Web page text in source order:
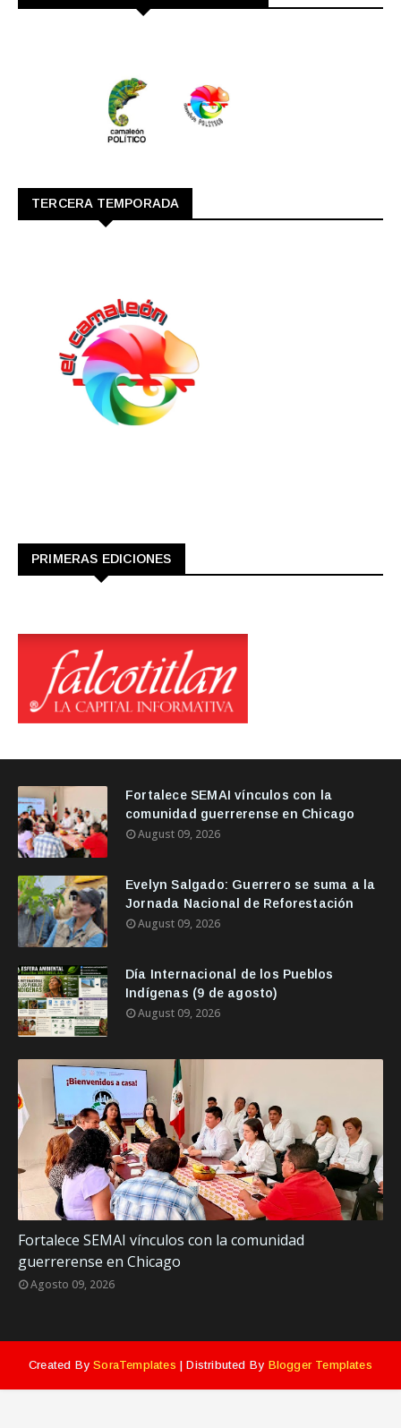
TERCERA TEMPORADA
PRIMERAS EDICIONES
Fortalece SEMAI vínculos con la
comunidad guerrerense en Chicago
August 09, 2026
Evelyn Salgado: Guerrero se suma a la
Jornada Nacional de Reforestación
August 09, 2026
Día Internacional de los Pueblos
Indígenas (9 de agosto)
August 09, 2026
Fortalece SEMAI vínculos con la comunidad
guerrerense en Chicago
Agosto 09, 2026
Created BySoraTemplates | Distributed By Blogger Templates